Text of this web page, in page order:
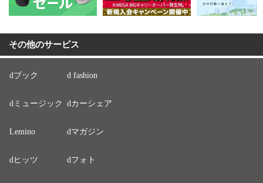
その他のサービス
dブック d fashion
dミュージック dカーシェア
Lemino dマガジン
dヒッツ dフォト